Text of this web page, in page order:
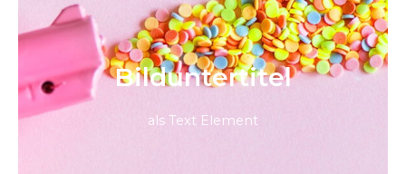
Bild­unter­titel
als Text Element